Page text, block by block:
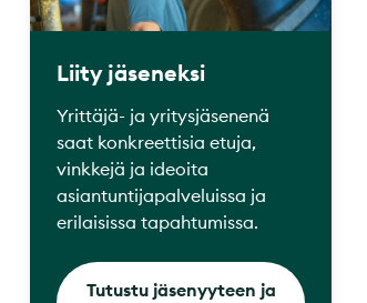
Liity jäseneksi
Yrittäjä- ja yritysjäsenenä
saat konkreettisia etuja,
vinkkejä ja ideoita
asiantuntijapalveluissa ja
erilaisissa tapahtumissa.
Tutustu jäsenyyteen ja